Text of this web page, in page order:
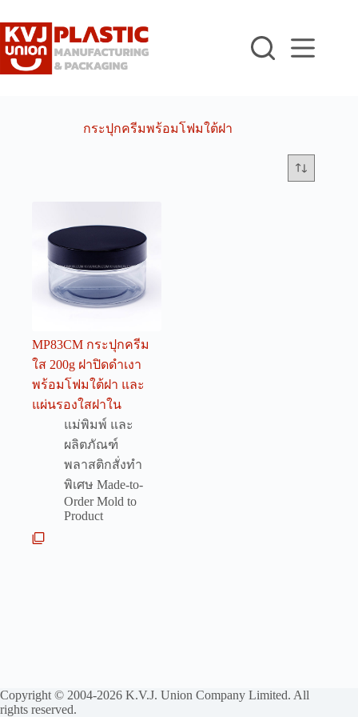
to
content
กระปุกครีมพร้อมโฟมใต้ฝา
MP83CM กระปุกครีม
ใส 200g ฝาปิดดำเงา
พร้อมโฟมใต้ฝา และ
แผ่นรองใสฝาใน
แม่พิมพ์ และ
ผลิตภัณฑ์
พลาสติกสั่งทำ
พิเศษ Made-to-
Order Mold to
Product
Copyright © 2004-2026 K.V.J. Union Company Limited. All
rights reserved.